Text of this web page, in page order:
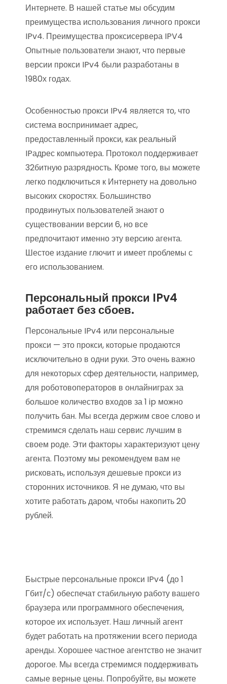
Интернете. В нашей статье мы обсудим
преимущества использования личного прокси
IPv4. Преимущества проксисервера IPV4
Опытные пользователи знают, что первые
версии прокси IPv4 были разработаны в
1980х годах.
Особенностью прокси IPv4 является то, что
система воспринимает адрес,
предоставленный прокси, как реальный
IPадрес компьютера. Протокол поддерживает
32битную разрядность. Кроме того, вы можете
легко подключиться к Интернету на довольно
высоких скоростях. Большинство
продвинутых пользователей знают о
существовании версии 6, но все
предпочитают именно эту версию агента.
Шестое издание глючит и имеет проблемы с
его использованием.
Персональный прокси IPv4
работает без сбоев.
Персональные IPv4 или персональные
прокси — это прокси, которые продаются
исключительно в одни руки. Это очень важно
для некоторых сфер деятельности, например,
для роботовоператоров в онлайниграх за
большое количество входов за 1 ip можно
получить бан. Мы всегда держим свое слово и
стремимся сделать наш сервис лучшим в
своем роде. Эти факторы характеризуют цену
агента. Поэтому мы рекомендуем вам не
рисковать, используя дешевые прокси из
сторонних источников. Я не думаю, что вы
хотите работать даром, чтобы накопить 20
рублей.
Быстрые персональные прокси IPv4 (до 1
Гбит/с) обеспечат стабильную работу вашего
браузера или программного обеспечения,
которое их использует. Наш личный агент
будет работать на протяжении всего периода
аренды. Хорошее частное агентство не значит
дорогое. Мы всегда стремимся поддерживать
самые верные цены. Попробуйте, вы можете